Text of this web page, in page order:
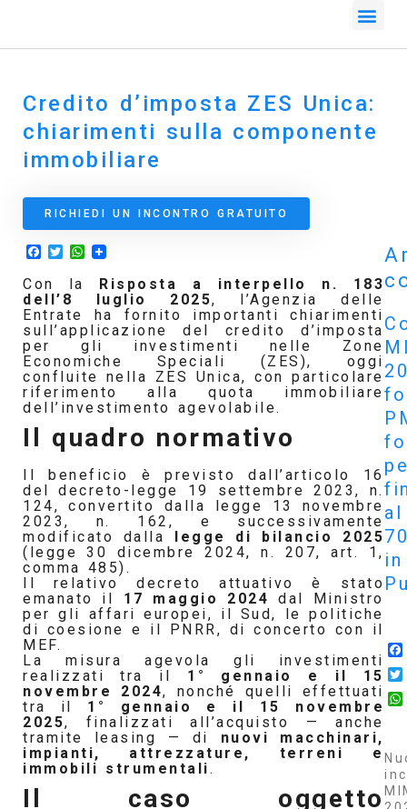
Credito d’imposta ZES Unica:
chiarimenti sulla componente
immobiliare
RICHIEDI UN INCONTRO GRATUITO
Facebook
TwitterWhatsApp
Con la
Risposta a interpello n. 183
dell’8 luglio 2025, l’Agenzia delle
Entrate ha fornito importanti chiarimenti
sull’applicazione del credito d’imposta
per gli investimenti nelle Zone
Economiche Speciali (ZES), oggi
confluite nella ZES Unica, con particolare
riferimento alla quota immobiliare
dell’investimento agevolabile.
Il quadro normativo
Il beneficio è previsto dall’articolo 16
del decreto-legge 19 settembre 2023, n.
124, convertito dalla legge 13 novembre
2023, n. 162, e successivamente
modificato dalla
legge di bilancio 2025
(legge 30 dicembre 2024, n. 207, art. 1,
comma 485).
Il relativo decreto attuativo è stato
emanato il 17 maggio 2024
dal Ministro
per gli affari europei, il Sud, le politiche
di coesione e il PNRR, di concerto con il
MEF.
La misura agevola gli investimenti
realizzati tra il 1° gennaio e il 15
novembre 2024, nonché quelli effettuati
tra il 1° gennaio e il 15 novembre
2025, finalizzati all’acquisto — anche
tramite leasing — di nuovi macchinari,
impianti, attrezzature, terreni e
immobili strumentali.
Il caso oggetto
al
in